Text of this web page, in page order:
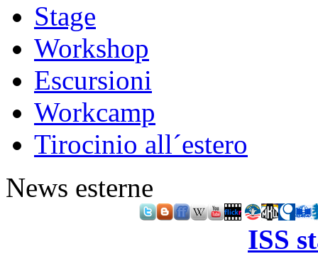
Stage
Workshop
Escursioni
Workcamp
Tirocinio all´estero
News esterne
ISS